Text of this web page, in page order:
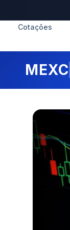
Cotações
MEXC